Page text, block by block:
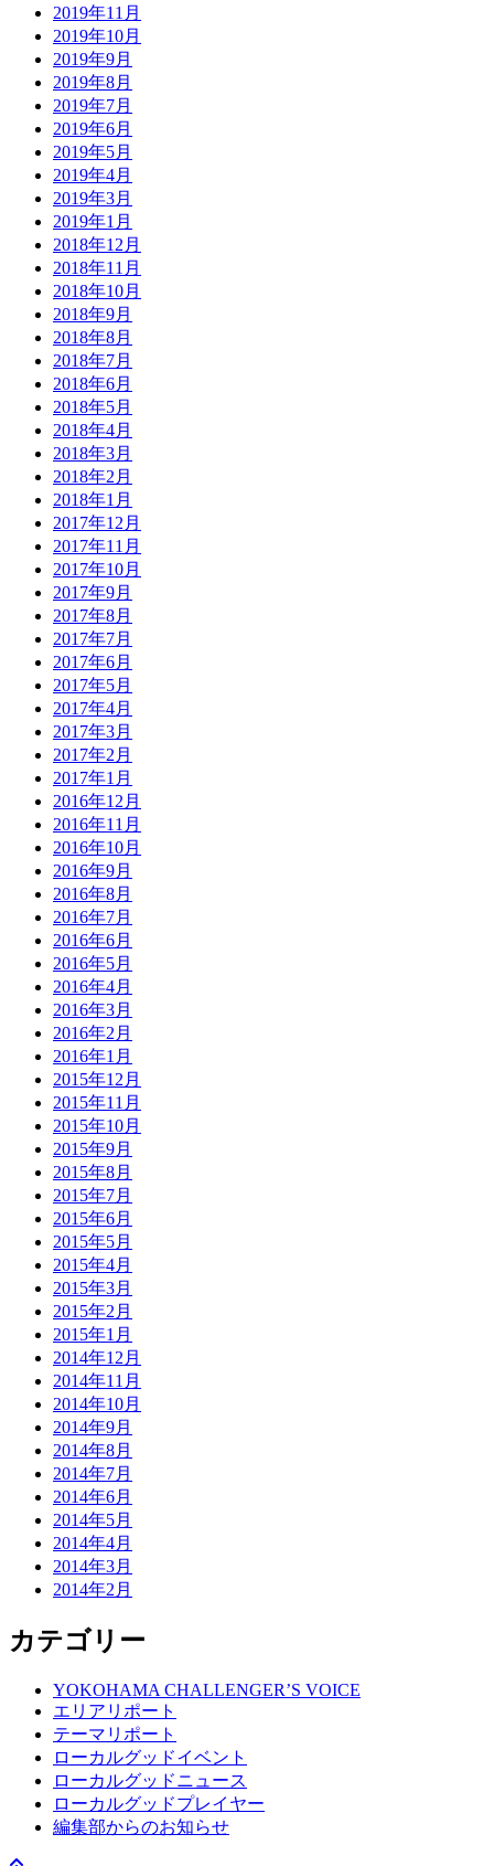
2019年11月
2019年10月
2019年9月
2019年8月
2019年7月
2019年6月
2019年5月
2019年4月
2019年3月
2019年1月
2018年12月
2018年11月
2018年10月
2018年9月
2018年8月
2018年7月
2018年6月
2018年5月
2018年4月
2018年3月
2018年2月
2018年1月
2017年12月
2017年11月
2017年10月
2017年9月
2017年8月
2017年7月
2017年6月
2017年5月
2017年4月
2017年3月
2017年2月
2017年1月
2016年12月
2016年11月
2016年10月
2016年9月
2016年8月
2016年7月
2016年6月
2016年5月
2016年4月
2016年3月
2016年2月
2016年1月
2015年12月
2015年11月
2015年10月
2015年9月
2015年8月
2015年7月
2015年6月
2015年5月
2015年4月
2015年3月
2015年2月
2015年1月
2014年12月
2014年11月
2014年10月
2014年9月
2014年8月
2014年7月
2014年6月
2014年5月
2014年4月
2014年3月
2014年2月
カテゴリー
YOKOHAMA CHALLENGER’S VOICE
エリアリポート
テーマリポート
ローカルグッドイベント
ローカルグッドニュース
ローカルグッドプレイヤー
編集部からのお知らせ